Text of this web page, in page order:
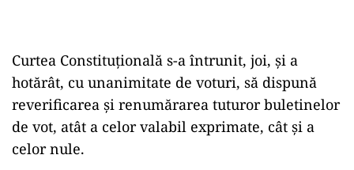
ad